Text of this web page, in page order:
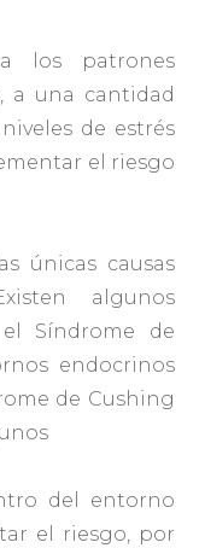
los patrones
a una cantidad
de estrés
el riesgo
únicas causas
algunos
Síndrome de
endocrinos
de Cushing
del entorno
el riesgo, por